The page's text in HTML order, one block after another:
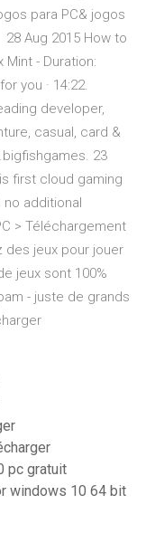
para PC& jogos
Aug 2015 How to
Mint - Duration:
you · 14:22.
developer,
casual, card &
23
first cloud gaming
additional
> Téléchargement
des jeux pour jouer
jeux sont 100%
- juste de grands
pc gratuit
windows 10 64 bit